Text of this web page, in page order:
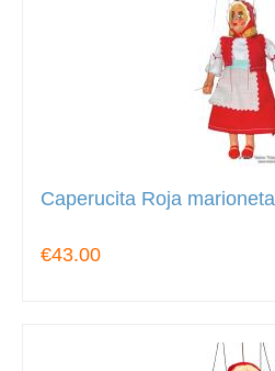
Caperucita Roja marioneta
€43.00